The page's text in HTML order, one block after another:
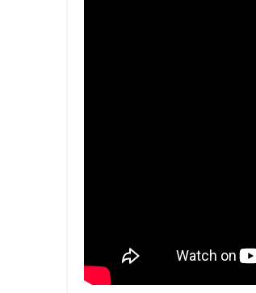
WTS y el